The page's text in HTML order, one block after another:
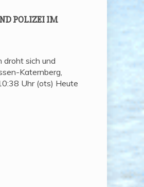
POLI­ZEI IM
droht sich und
Katernberg,
Uhr (ots) Heute